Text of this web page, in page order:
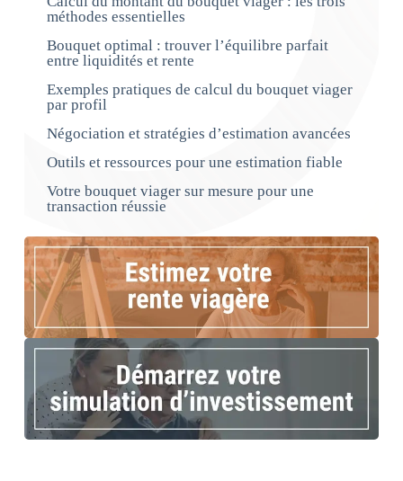
méthodes essentielles
Bouquet optimal : trouver l’équilibre parfait
entre liquidités et rente
Exemples pratiques de calcul du bouquet viager
par profil
Négociation et stratégies d’estimation avancées
Outils et ressources pour une estimation fiable
Votre bouquet viager sur mesure pour une
transaction réussie